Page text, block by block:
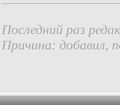
Последний раз
Причина: добавил,